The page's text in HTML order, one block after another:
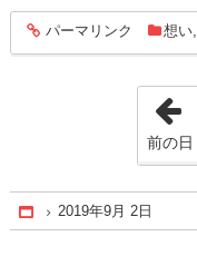
entry1194
パーマリンク 想い,
前の日
Home
2019年9月 2日